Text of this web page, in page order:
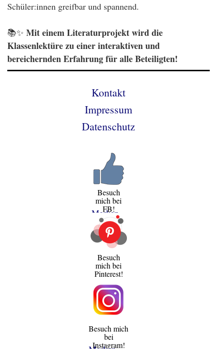
Schüler:innen greifbar und spannend.
📚✨ Mit einem Literaturprojekt wird die
Klassenlektüre zu einer interaktiven und
bereichernden Erfahrung für alle Beteiligten!
Kontakt
Impressum
Datenschutz
Besuch
mich bei
FB!
Merken
Besuch
mich bei
Pinterest!
Besuch mich
bei
Instagram!